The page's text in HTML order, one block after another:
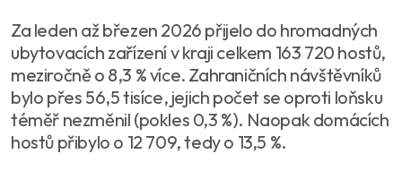
Za leden až březen 2026 přijelo do hromadných
ubytovacích zařízení v kraji celkem 163 720 hostů,
meziročně o 8,3 % více. Zahraničních návštěvníků
bylo přes 56,5 tisíce, jejich počet se oproti loňsku
téměř nezměnil (pokles 0,3 %). Naopak domácích
hostů přibylo o 12 709, tedy o 13,5 %.